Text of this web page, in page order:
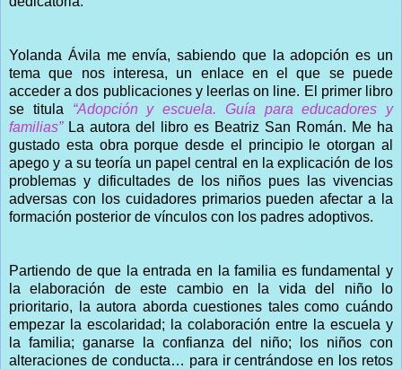
Yolanda Ávila me envía, sabiendo que la adopción es un
tema que nos interesa, un enlace en el que se puede
acceder a dos publicaciones y leerlas on line. El primer libro
se titula “Adopción y escuela. Guía para educadores y
familias”La autora del libro es Beatriz San Román. Me ha
gustado esta obra porque desde el principio le otorgan al
apego y a su teoría un papel central en la explicación de los
problemas y dificultades de los niños pues las vivencias
adversas con los cuidadores primarios pueden afectar a la
formación posterior de vínculos con los padres adoptivos.
Partiendo de que la entrada en la familia es fundamental y
la elaboración de este cambio en la vida del niño lo
prioritario, la autora aborda cuestiones tales como cuándo
empezar la escolaridad; la colaboración entre la escuela y
la familia; ganarse la confianza del niño; los niños con
alteraciones de conducta… para ir centrándose en los retos